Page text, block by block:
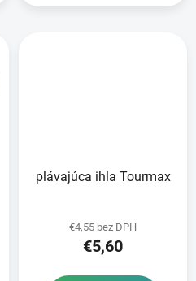
plávajúca ihla Tourmax
€4,55 bez DPH
€5,60